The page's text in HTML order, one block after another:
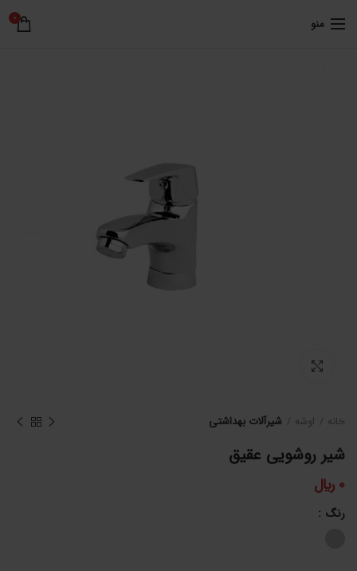
منو 0
خانه اوشه شیرآلات بهداشتی
شیر روشویی عقیق
0 ﷼
رنگ